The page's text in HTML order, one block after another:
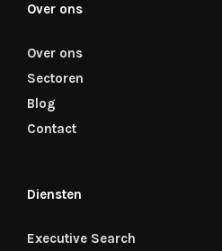
Over ons
Over ons
Sectoren
Blog
Contact
Diensten
Executive Search